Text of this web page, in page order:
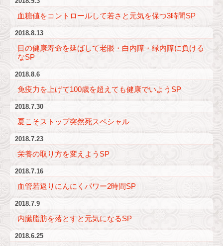
血糖値をコントロールして若さと元気を保つ3時間SP
2018.8.13
目の健康寿命を延ばして老眼・白内障・緑内障に負ける
なSP
2018.8.6
免疫力を上げて100歳を超えても健康でいようSP
2018.7.30
夏こそストップ突然死スペシャル
2018.7.23
栄養の取り方を変えようSP
2018.7.16
血管若返りにんにくパワー2時間SP
2018.7.9
内臓脂肪を落とすと元気になるSP
2018.6.25